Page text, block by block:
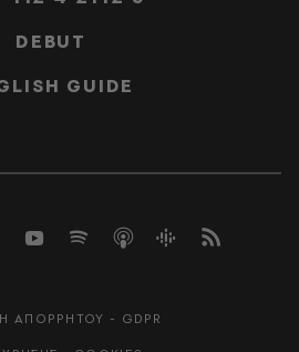
DEBUT
GUIDE
ΑΠΟΡΡΗΤΟΥ - GDPR